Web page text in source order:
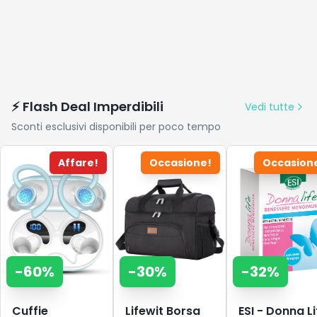
⚡ Flash Deal Imperdibili
Vedi tutte
Sconti esclusivi disponibili per poco tempo
Affare!
-60%
Cuffie
Occasione!
-30%
Lifewit Borsa
-32%
ESI - Donna